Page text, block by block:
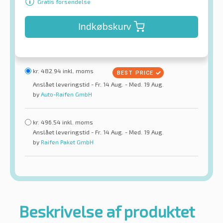
Indkøbskurv
kr. 482.94 inkl. moms
Anslået leveringstid - Fr. 14 Aug. - Med. 19 Aug.
by Auto-Raifen GmbH
kr. 496.54 inkl. moms
Anslået leveringstid - Fr. 14 Aug. - Med. 19 Aug.
by Raifen Paket GmbH
Beskrivelse af produktet